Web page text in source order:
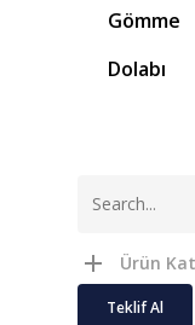
Gömme
Dolabı
Ürün
Teklif Al